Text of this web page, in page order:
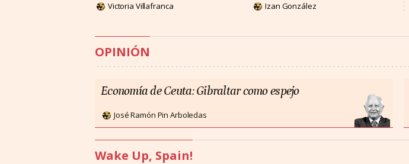
Victoria Villafranca Izan González
OPINIÓN
Economía de Ceuta: Gibraltar como espejo
José Ramón Pin Arboledas
Wake Up, Spain!